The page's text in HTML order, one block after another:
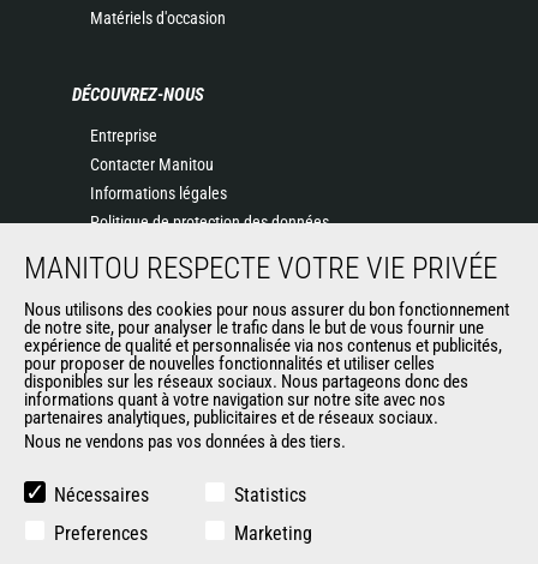
Matériels d'occasion
DÉCOUVREZ-NOUS
Entreprise
Contacter Manitou
Informations légales
Politique de protection des données
Actualités
Historique
CGV Manitou BF
AUTRES SITES DU GROUPE
Manitou Group
Carrières
RMI Manitou
MANITOU RESPECTE VOTRE VIE PRIVÉE
Nous utilisons des cookies pour nous assurer du bon fonctionnement
de notre site, pour analyser le trafic dans le but de vous fournir une
expérience de qualité et personnalisée via nos contenus et publicités,
pour proposer de nouvelles fonctionnalités et utiliser celles
disponibles sur les réseaux sociaux. Nous partageons donc des
informations quant à votre navigation sur notre site avec nos
partenaires analytiques, publicitaires et de réseaux sociaux.
Nous ne vendons pas vos données à des tiers.
Nécessaires
Statistics
Preferences
Marketing